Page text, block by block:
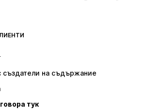
Пуловери и Трикотаж
Поли
създатели на съдържание
тук